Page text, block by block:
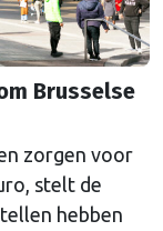
Brusselse
zorgen voor
stelt de
hebben